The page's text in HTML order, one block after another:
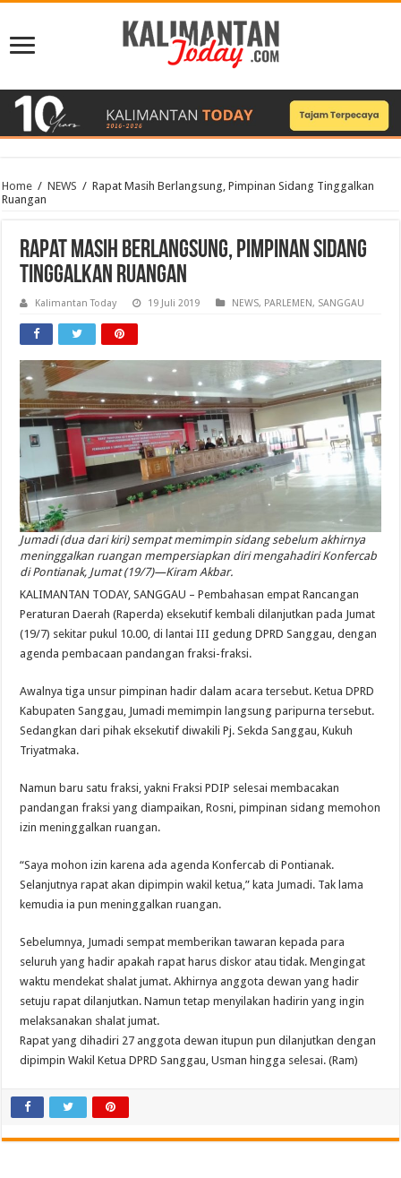
Home / NEWS / Rapat Masih Berlangsung, Pimpinan Sidang Tinggalkan
Ruangan
Rapat Masih Berlangsung, Pimpinan Sidang
Tinggalkan Ruangan
Kalimantan Today 19 Juli 2019 NEWS, PARLEMEN, SANGGAU
Jumadi (dua dari kiri) sempat memimpin sidang sebelum akhirnya
meninggalkan ruangan mempersiapkan diri mengahadiri Konfercab
di Pontianak, Jumat (19/7)—Kiram Akbar.
KALIMANTAN TODAY, SANGGAU – Pembahasan empat Rancangan
Peraturan Daerah (Raperda) eksekutif kembali dilanjutkan pada Jumat
(19/7) sekitar pukul 10.00, di lantai III gedung DPRD Sanggau, dengan
agenda pembacaan pandangan fraksi-fraksi.
Awalnya tiga unsur pimpinan hadir dalam acara tersebut. Ketua DPRD
Kabupaten Sanggau, Jumadi memimpin langsung paripurna tersebut.
Sedangkan dari pihak eksekutif diwakili Pj. Sekda Sanggau, Kukuh
Triyatmaka.
Namun baru satu fraksi, yakni Fraksi PDIP selesai membacakan
pandangan fraksi yang diampaikan, Rosni, pimpinan sidang memohon
izin meninggalkan ruangan.
“Saya mohon izin karena ada agenda Konfercab di Pontianak.
Selanjutnya rapat akan dipimpin wakil ketua,” kata Jumadi. Tak lama
kemudia ia pun meninggalkan ruangan.
Sebelumnya, Jumadi sempat memberikan tawaran kepada para
seluruh yang hadir apakah rapat harus diskor atau tidak. Mengingat
waktu mendekat shalat jumat. Akhirnya anggota dewan yang hadir
setuju rapat dilanjutkan. Namun tetap menyilakan hadirin yang ingin
melaksanakan shalat jumat.
Rapat yang dihadiri 27 anggota dewan itupun pun dilanjutkan dengan
dipimpin Wakil Ketua DPRD Sanggau, Usman hingga selesai. (Ram)